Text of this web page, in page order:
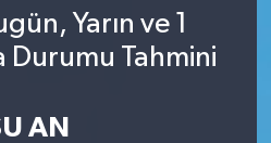
Yarın ve 1
Durumu Tahmini
AN
Haritası
ve Fikstür